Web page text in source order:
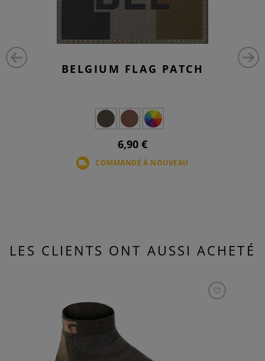
BELGIUM FLAG PATCH
6,90 €
COMMANDÉ À NOUVEAU
LES CLIENTS ONT AUSSI ACHETÉ